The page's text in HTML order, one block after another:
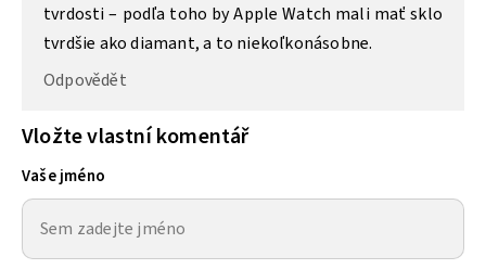
tvrdosti – podľa toho by Apple Watch mali mať sklo
tvrdšie ako diamant, a to niekoľkonásobne.
Odpovědět
Vložte vlastní komentář
Vaše jméno